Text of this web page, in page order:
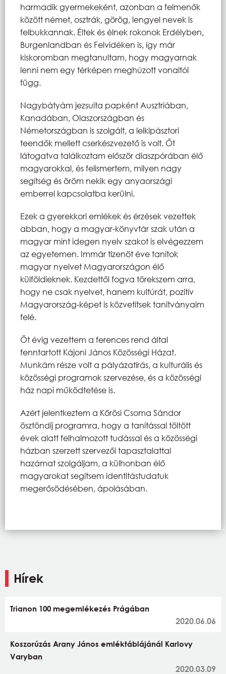
harmadik gyermekeként, azonban a felmenők
között német, osztrák, görög, lengyel nevek is
felbukkannak. Éltek és élnek rokonok Erdélyben,
Burgenlandban és Felvidéken is, így már
kiskoromban megtanultam, hogy magyarnak
lenni nem egy térképen meghúzott vonaltól
függ.
Nagybátyám jezsuita papként Ausztriában,
Kanadában, Olaszországban és
Németországban is szolgált, a lelkipásztori
teendők mellett cserkészvezető is volt. Őt
látogatva találkoztam először diaszpórában élő
magyarokkal, és felismertem, milyen nagy
segítség és öröm nekik egy anyaországi
emberrel kapcsolatba kerülni.
Ezek a gyerekkori emlékek és érzések vezettek
abban, hogy a magyar-könyvtár szak után a
magyar mint idegen nyelv szakot is elvégezzem
az egyetemen. Immár tizenöt éve tanítok
magyar nyelvet Magyarországon élő
külföldieknek. Kezdettől fogva törekszem arra,
hogy ne csak nyelvet, hanem kultúrát, pozitív
Magyarország-képet is közvetítsek tanítványaim
felé.
Öt évig vezettem a ferences rend által
fenntartott Kájoni János Közösségi Házat.
Munkám része volt a pályázatírás, a kulturális és
közösségi programok szervezése, és a közösségi
ház napi működtetése is.
Azért jelentkeztem a Kőrösi Csoma Sándor
ösztöndíj programra, hogy a tanítással töltött
évek alatt felhalmozott tudással és a közösségi
házban szerzett szervezői tapasztalattal
hazámat szolgáljam, a külhonban élő
magyarokat segítsem identitástudatuk
megerősödésében, ápolásában.
Hírek
Trianon 100 megemlékezés Prágában
2020.06.06
Koszorúzás Arany János emléktáblájánál Karlovy
Varyban
2020.03.09